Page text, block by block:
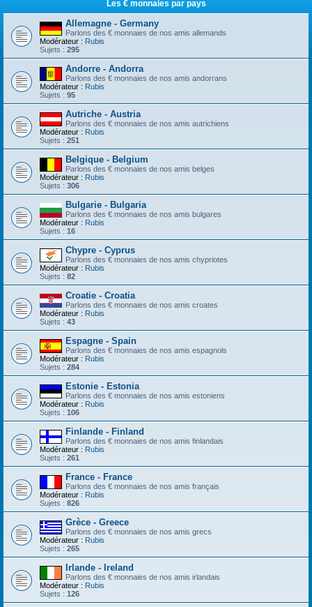
Les € monnaies par pays
Allemagne - Germany
Parlons des € monnaies de nos amis allemands
Modérateur : Rubis
Sujets : 295
Andorre - Andorra
Parlons des € monnaies de nos amis andorrans
Modérateur : Rubis
Sujets : 95
Autriche - Austria
Parlons des € monnaies de nos amis autrichiens
Modérateur : Rubis
Sujets : 251
Belgique - Belgium
Parlons des € monnaies de nos amis belges
Modérateur : Rubis
Sujets : 306
Bulgarie - Bulgaria
Parlons des € monnaies de nos amis bulgares
Modérateur : Rubis
Sujets : 16
Chypre - Cyprus
Parlons des € monnaies de nos amis chypriotes
Modérateur : Rubis
Sujets : 82
Croatie - Croatia
Parlons des € monnaies de nos amis croates
Modérateur : Rubis
Sujets : 43
Espagne - Spain
Parlons des € monnaies de nos amis espagnols
Modérateur : Rubis
Sujets : 284
Estonie - Estonia
Parlons des € monnaies de nos amis estoniens
Modérateur : Rubis
Sujets : 106
Finlande - Finland
Parlons des € monnaies de nos amis finlandais
Modérateur : Rubis
Sujets : 261
France - France
Parlons des € monnaies de nos amis français
Modérateur : Rubis
Sujets : 826
Grèce - Greece
Parlons des € monnaies de nos amis grecs
Modérateur : Rubis
Sujets : 265
Irlande - Ireland
Parlons des € monnaies de nos amis irlandais
Modérateur : Rubis
Sujets : 126